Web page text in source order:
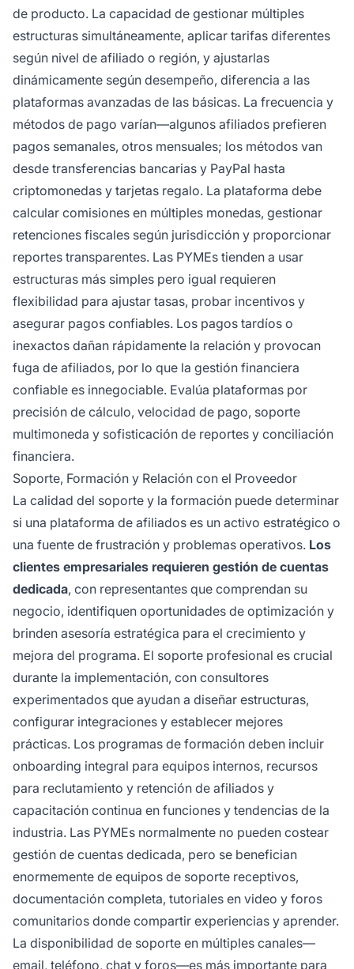
de producto. La capacidad de gestionar múltiples
estructuras simultáneamente, aplicar tarifas diferentes
según nivel de afiliado o región, y ajustarlas
dinámicamente según desempeño, diferencia a las
plataformas avanzadas de las básicas. La frecuencia y
métodos de pago varían—algunos afiliados prefieren
pagos semanales, otros mensuales; los métodos van
desde transferencias bancarias y PayPal hasta
criptomonedas y tarjetas regalo. La plataforma debe
calcular comisiones en múltiples monedas, gestionar
retenciones fiscales según jurisdicción y proporcionar
reportes transparentes. Las PYMEs tienden a usar
estructuras más simples pero igual requieren
flexibilidad para ajustar tasas, probar incentivos y
asegurar pagos confiables. Los pagos tardíos o
inexactos dañan rápidamente la relación y provocan
fuga de afiliados, por lo que la gestión financiera
confiable es innegociable. Evalúa plataformas por
precisión de cálculo, velocidad de pago, soporte
multimoneda y sofisticación de reportes y conciliación
financiera.
Soporte, Formación y Relación con el Proveedor
La calidad del soporte y la formación puede determinar
si una plataforma de afiliados es un activo estratégico o
una fuente de frustración y problemas operativos. Los
clientes empresariales requieren gestión de cuentas
dedicada, con representantes que comprendan su
negocio, identifiquen oportunidades de optimización y
brinden asesoría estratégica para el crecimiento y
mejora del programa. El soporte profesional es crucial
durante la implementación, con consultores
experimentados que ayudan a diseñar estructuras,
configurar integraciones y establecer mejores
prácticas. Los programas de formación deben incluir
onboarding integral para equipos internos, recursos
para reclutamiento y retención de afiliados y
capacitación continua en funciones y tendencias de la
industria. Las PYMEs normalmente no pueden costear
gestión de cuentas dedicada, pero se benefician
enormemente de equipos de soporte receptivos,
documentación completa, tutoriales en video y foros
comunitarios donde compartir experiencias y aprender.
La disponibilidad de soporte en múltiples canales—
email, teléfono, chat y foros—es más importante para